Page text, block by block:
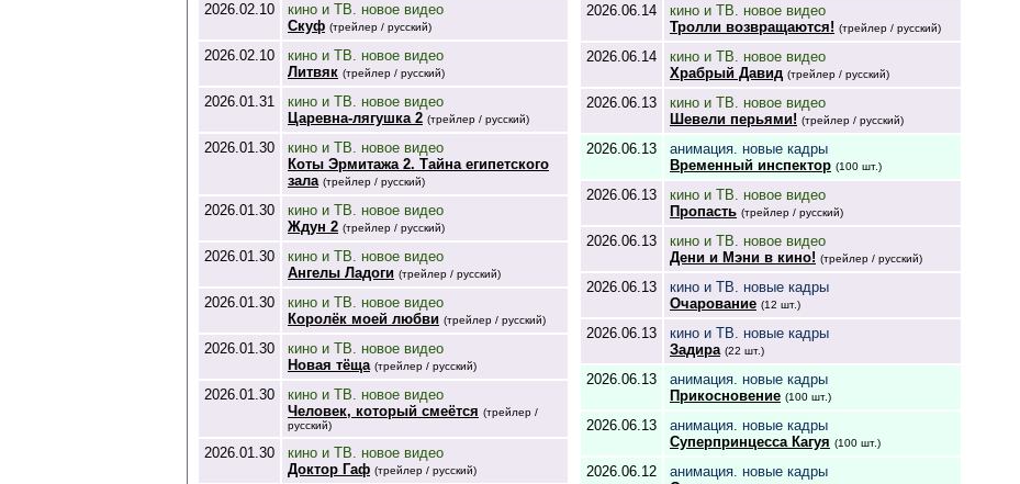
2026.02.10
кино и ТВ. новое видео
Скуф (трейлер / русский)
2026.02.10
кино и ТВ. новое видео
Литвяк (трейлер / русский)
2026.01.31
кино и ТВ. новое видео
Царевна-лягушка 2 (трейлер / русский)
2026.01.30
кино и ТВ. новое видео
Коты Эрмитажа 2. Тайна египетского
зала (трейлер / русский)
2026.01.30
кино и ТВ. новое видео
Ждун 2 (трейлер / русский)
2026.01.30
кино и ТВ. новое видео
Ангелы Ладоги (трейлер / русский)
2026.01.30
кино и ТВ. новое видео
Королёк моей любви (трейлер / русский)
2026.01.30
кино и ТВ. новое видео
Новая тёща (трейлер / русский)
2026.01.30
кино и ТВ. новое видео
Человек, который смеётся (трейлер /
русский)
2026.01.30
кино и ТВ. новое видео
Доктор Гаф (трейлер / русский)
2026.06.14
кино и ТВ. новое видео
Тролли возвращаются! (трейлер / русский)
2026.06.14
кино и ТВ. новое видео
Храбрый Давид (трейлер / русский)
2026.06.13
кино и ТВ. новое видео
Шевели перьями! (трейлер / русский)
2026.06.13
анимация. новые кадры
Временный инспектор (100 шт.)
2026.06.13
кино и ТВ. новое видео
Пропасть (трейлер / русский)
2026.06.13
кино и ТВ. новое видео
Дени и Мэни в кино! (трейлер / русский)
2026.06.13
кино и ТВ. новые кадры
Очарование (12 шт.)
2026.06.13
кино и ТВ. новые кадры
Задира (22 шт.)
2026.06.13
анимация. новые кадры
Прикосновение (100 шт.)
2026.06.13
анимация. новые кадры
Суперпринцесса Кагуя (100 шт.)
2026.06.12
анимация. новые кадры